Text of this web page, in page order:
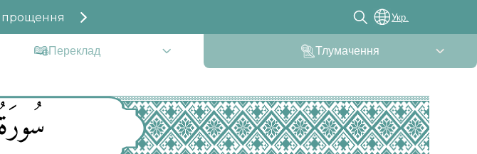
прощення Укр.
Переклад Тлумачення